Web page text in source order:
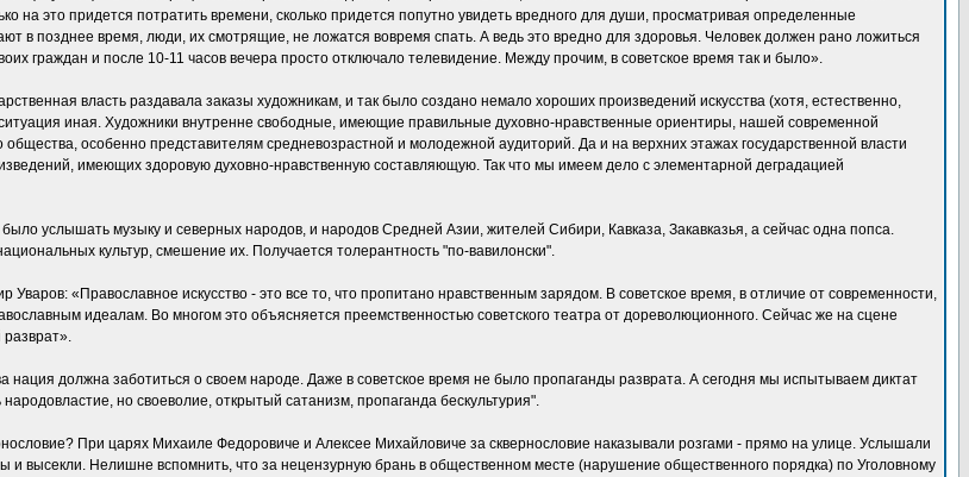
на это придется потратить времени, сколько придется попутно увидеть вредного для души, просматривая определенные
в позднее время, люди, их смотрящие, не ложатся вовремя спать. А ведь это вредно для здоровья. Человек должен рано ложиться
граждан и после 10-11 часов вечера просто отключало телевидение. Между прочим, в советское время так и было».
власть раздавала заказы художникам, и так было создано немало хороших произведений искусства (хотя, естественно,
ситуация иная. Художники внутренне свободные, имеющие правильные духовно-нравственные ориентиры, нашей современной
особенно представителям средневозрастной и молодежной аудиторий. Да и на верхних этажах государственной власти
имеющих здоровую духовно-нравственную составляющую. Так что мы имеем дело с элементарной деградацией
услышать музыку и северных народов, и народов Средней Азии, жителей Сибири, Кавказа, Закавказья, а сейчас одна попса.
культур, смешение их. Получается толерантность "по-вавилонски".
Уваров: «Православное искусство - это все то, что пропитано нравственным зарядом. В советское время, в отличие от современности,
идеалам. Во многом это объясняется преемственностью советского театра от дореволюционного. Сейчас же на сцене
разврат».
нация должна заботиться о своем народе. Даже в советское время не было пропаганды разврата. А сегодня мы испытываем диктат
но своеволие, открытый сатанизм, пропаганда бескультурия".
При царях Михаиле Федоровиче и Алексее Михайловиче за сквернословие наказывали розгами - прямо на улице. Услышали
высекли. Нелишне вспомнить, что за нецензурную брань в общественном месте (нарушение общественного порядка) по Уголовному